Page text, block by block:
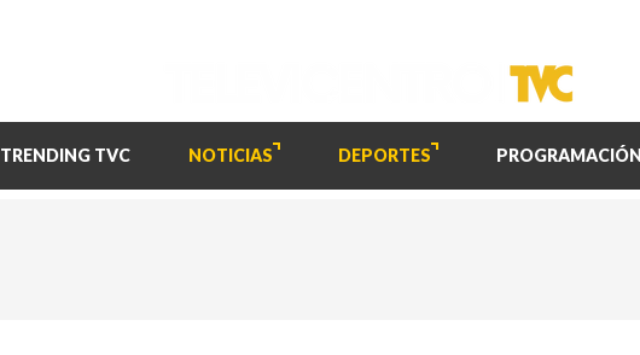
TRENDING TVC NOTICIAS DEPORTES PROGRAMACIÓN